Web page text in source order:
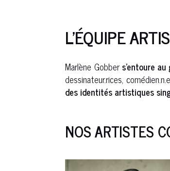
L’ÉQUIPE
Marlène Gobbers’entoure
dessinateur.rices,
des identités artistiques
NOS ARTISTES